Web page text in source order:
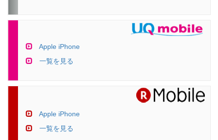
Apple iPhone
一覧を見る
Apple iPhone
一覧を見る